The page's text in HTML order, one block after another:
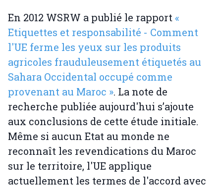
En 2012 WSRW a publié le rapport«
Etiquettes et responsabilité - Comment
l'UE ferme les yeux sur les produits
agricoles frauduleusement étiquetés au
Sahara Occidental occupé comme
provenant au Maroc ». La note de
recherche publiée aujourd'hui s’ajoute
aux conclusions de cette étude initiale.
Même si aucun Etat au monde ne
reconnaît les revendications du Maroc
sur le territoire, l'UE applique
actuellement les termes de l'accord avec